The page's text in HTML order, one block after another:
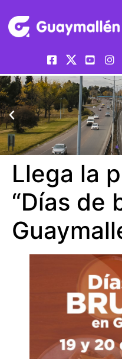
Llega la
“Días de